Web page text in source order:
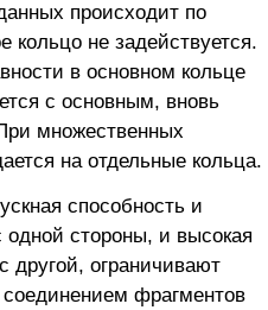
происходит по
кольцо не задействуется.
в основном кольце
с основным, вновь
множественных
на отдельные кольца.
способность и
стороны, и высокая
другой, ограничивают
фрагментов